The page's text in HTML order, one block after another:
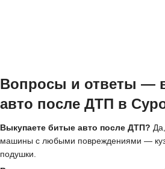
Вопросы и ответы —
авто после ДТП в
Выкупаете битые авто после ДТП?
машины с любыми повреждениями —
подушки.